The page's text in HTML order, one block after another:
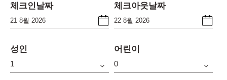
체크인날짜 체크아웃날짜
성인 어린이